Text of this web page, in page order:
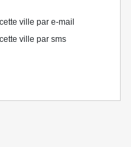
ville par e-mail
ville par sms